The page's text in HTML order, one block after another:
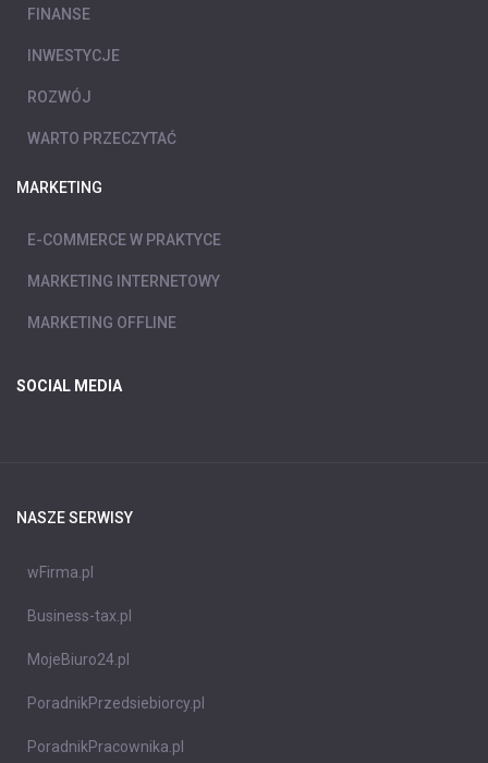
FINANSE
INWESTYCJE
ROZWÓJ
WARTO PRZECZYTAĆ
MARKETING
E-COMMERCE W PRAKTYCE
MARKETING INTERNETOWY
MARKETING OFFLINE
SOCIAL MEDIA
NASZE SERWISY
wFirma.pl
Business-tax.pl
MojeBiuro24.pl
PoradnikPrzedsiebiorcy.pl
PoradnikPracownika.pl